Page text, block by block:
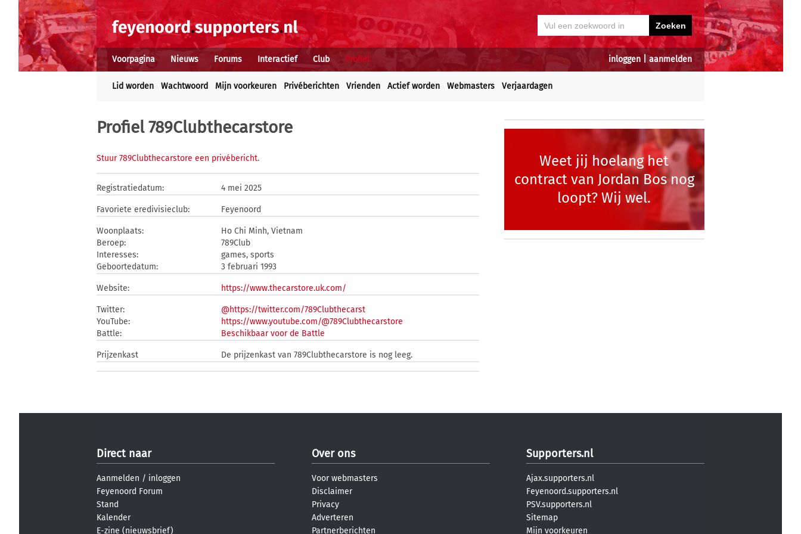
inloggen aanmelden
Voorpagina Nieuws Forums Interactief Club Profiel
Lid worden Wachtwoord Mijn voorkeuren Privéberichten Vrienden Actief worden Webmasters Verjaardagen
Profiel 789Clubthecarstore
Stuur 789Clubthecarstore een privébericht.
Registratiedatum: 4 mei 2025
Favoriete eredivisieclub: Feyenoord
Woonplaats:
Ho Chi Minh, Vietnam
Beroep:
789Club
Interesses:
games, sports
Geboortedatum:
3 februari 1993
Website: https://www.thecarstore.uk.com/
Twitter:
@https://twitter.com/789Clubthecarst
YouTube:
https://www.youtube.com/@789Clubthecarstore
Battle:
Beschikbaar voor de Battle
Prijzenkast De prijzenkast van 789Clubthecarstore is nog leeg.
Weet jij hoelang het
contract van Jordan Bos nog
loopt? Wij wel.
Direct naar
Aanmelden / inloggen
Feyenoord Forum
Stand
Kalender
E-zine (nieuwsbrief)
Over ons
Voor webmasters
Disclaimer
Privacy
Adverteren
Partnerberichten
Supporters.nl
Ajax.supporters.nl
Feyenoord.supporters.nl
PSV.supporters.nl
Sitemap
Mijn voorkeuren